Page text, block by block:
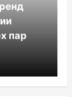
пар